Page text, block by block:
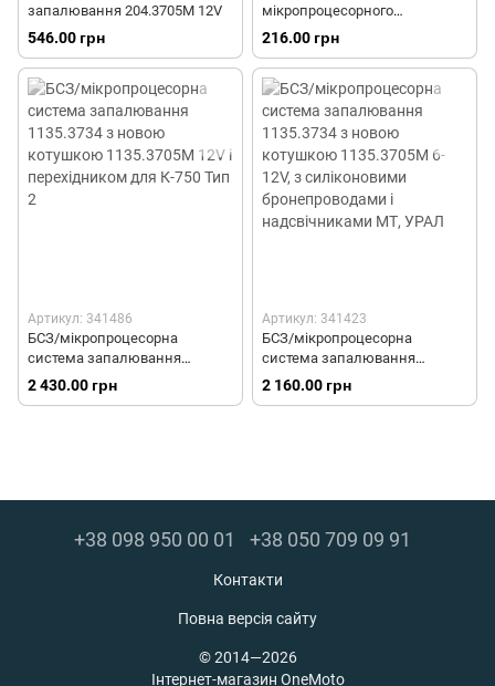
запалювання 204.3705М 12V
546.00 грн
мікропроцесорного
запалювання К-750
216.00 грн
Артикул: 341486
БСЗ/мікропроцесорна
система запалювання
1135.3734 з новою котушкою
1135.3705М 12V і
2 430.00 грн
Артикул: 341423
БСЗ/мікропроцесорна
система запалювання
1135.3734 з новою котушкою
1135.3705М 6-12V, з
2 160.00 грн
+38 098 950 00 01 +38 050 709 09 91
Контакти
Повна версія сайту
© 2014—2026
Інтернет-магазин OneMoto